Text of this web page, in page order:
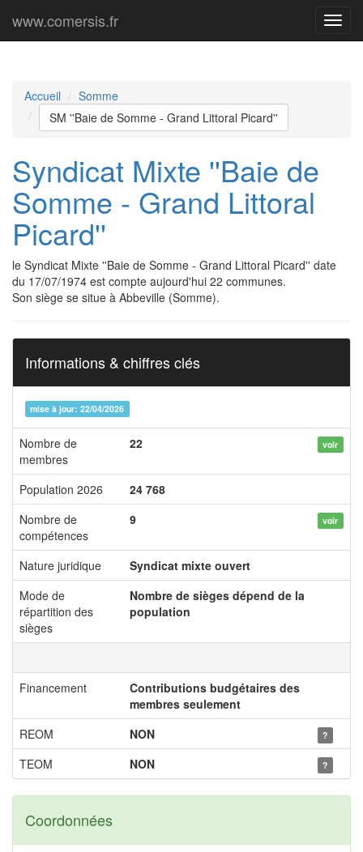
Menu
www.comersis.fr
Accueil
Somme
SM ''Baie de Somme - Grand Littoral Picard''
Syndicat Mixte ''Baie de
Somme - Grand Littoral
Picard''
le Syndicat Mixte ''Baie de Somme - Grand Littoral Picard'' date
du 17/07/1974 est compte aujourd'hui 22 communes.
Son siège se situe à Abbeville (Somme).
Informations & chiffres clés
mise à jour: 22/04/2026
Nombre de
membres
22 voir
Population 2026
24 768
Nombre de
compétences
9 voir
Nature juridique
Syndicat mixte ouvert
Mode de
répartition des
sièges
Nombre de sièges dépend de la
population
Financement
Contributions budgétaires des
membres seulement
REOM
NON ?
TEOM NON ?
Coordonnées